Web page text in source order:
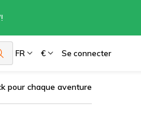
FR € Se connecter
pour chaque aventure